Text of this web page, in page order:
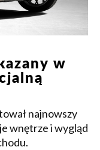
w
najnowszy
wnętrze i wygląd